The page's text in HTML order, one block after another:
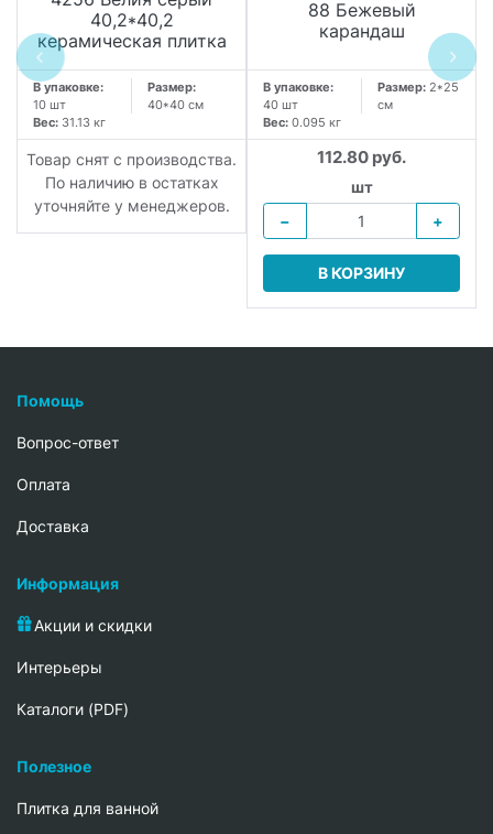
40,2*40,2
керамическая плитка
В упаковке:
10 шт
Размер:
40*40 см
Вес: 31.13 кг
Товар снят с производства.
По наличию в остатках
уточняйте у менеджеров.
88 Бежевый
карандаш
В упаковке:
40 шт
Размер: 2*25
см
Вес: 0.095 кг
112.80 руб.
шт
−
+
В КОРЗИНУ
Помощь
Вопрос-ответ
Oплата
Доставка
Информация
Акции и скидки
Интерьеры
Каталоги (PDF)
Полезное
Плитка для ванной